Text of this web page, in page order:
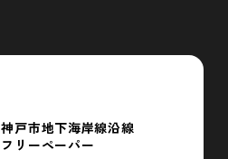
神戸市地下海岸線沿線
フリーペーパー